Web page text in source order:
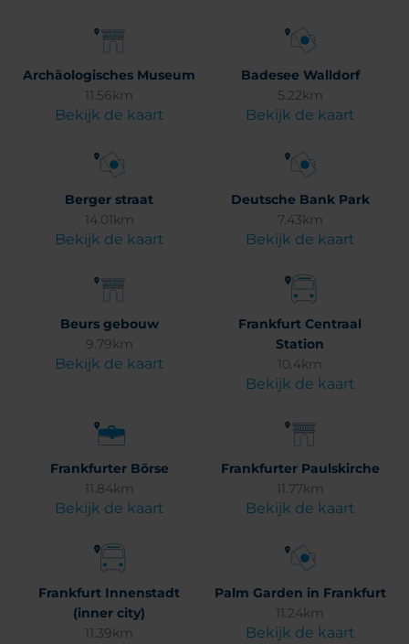
Archäologisches Museum
11.56km
Bekijk de kaart
Badesee Walldorf
5.22km
Bekijk de kaart
Berger straat
14.01km
Bekijk de kaart
Deutsche Bank Park
7.43km
Bekijk de kaart
Beurs gebouw
9.79km
Bekijk de kaart
Frankfurt Centraal
Station
10.4km
Bekijk de kaart
Frankfurter Börse
11.84km
Bekijk de kaart
Frankfurter Paulskirche
11.77km
Bekijk de kaart
Frankfurt Innenstadt
(inner city)
11.39km
Palm Garden in Frankfurt
11.24km
Bekijk de kaart